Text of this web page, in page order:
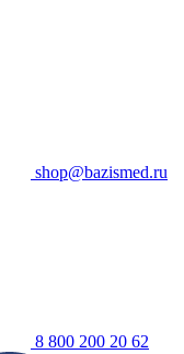
shop@bazismed.ru
8 800 200 20 62